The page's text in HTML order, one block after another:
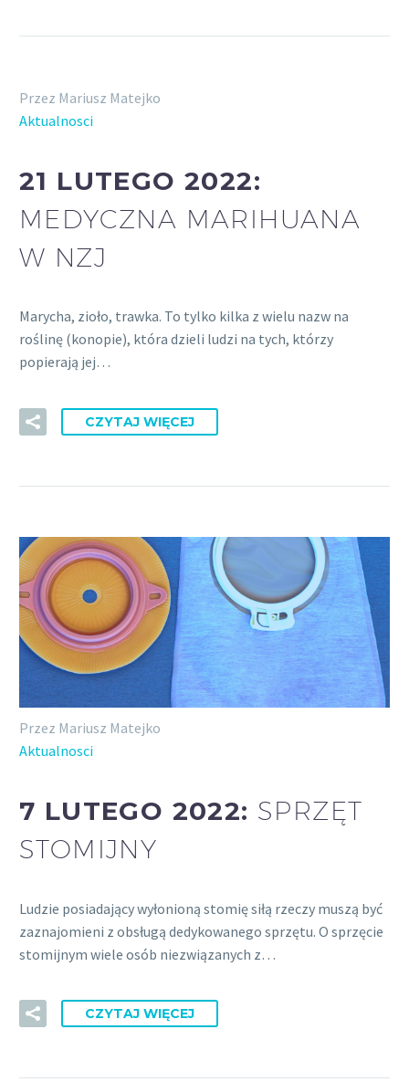
Przez Mariusz Matejko
Aktualnosci
21 LUTEGO 2022:
MEDYCZNA MARIHUANA
W NZJ
Marycha, zioło, trawka. To tylko kilka z wielu nazw na
roślinę (konopie), która dzieli ludzi na tych, którzy
popierają jej…
CZYTAJ WIĘCEJ
Przez Mariusz Matejko
Aktualnosci
7 LUTEGO 2022: SPRZĘT
STOMIJNY
Ludzie posiadający wyłonioną stomię siłą rzeczy muszą być
zaznajomieni z obsługą dedykowanego sprzętu. O sprzęcie
stomijnym wiele osób niezwiązanych z…
CZYTAJ WIĘCEJ